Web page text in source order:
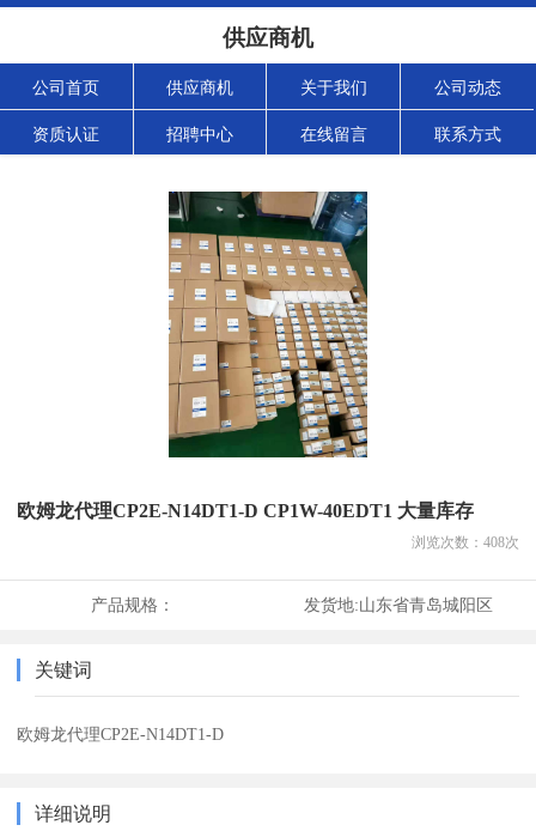
供应商机
公司首页 供应商机 关于我们 公司动态
资质认证 招聘中心 在线留言 联系方式
欧姆龙代理CP2E-N14DT1-D CP1W-40EDT1 大量库存
浏览次数： 408次
产品规格： 发货地:山东省青岛城阳区
关键词
欧姆龙代理CP2E-N14DT1-D
详细说明